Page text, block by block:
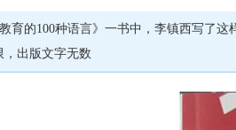
育的100种语言》一书中，李镇西写了
，出版文字无数